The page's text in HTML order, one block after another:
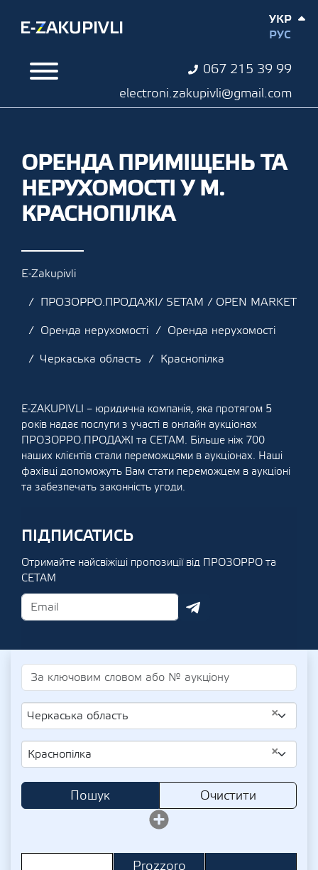
067 215 39 99
electroni.zakupivli@gmail.com
УКР
РУС
ОРЕНДА ПРИМІЩЕНЬ ТА
НЕРУХОМОСТІ У М.
КРАСНОПІЛКА
E-Zakupivli
ПРОЗОРРО.ПРОДАЖІ/ SETAM / OPEN MARKET
Оренда нерухомості
Оренда нерухомості
Черкаська область
Краснопілка
E-ZAKUPIVLI – юридична компанія, яка протягом 5
років надає послуги з участі в онлайн аукціонах
ПРОЗОРРО.ПРОДАЖІ та СЕТАМ. Більше ніж 700
наших клієнтів стали переможцями в аукціонах. Наші
фахівці допоможуть Вам стати переможцем в аукціоні
та забезпечать законність угоди.
ПІДПИСАТИСЬ
Отримайте найсвіжіші пропозиції від ПРОЗОРРО та
СЕТАМ
×
Черкаська область
×
Краснопілка
Пошук Очистити
Prozzoro